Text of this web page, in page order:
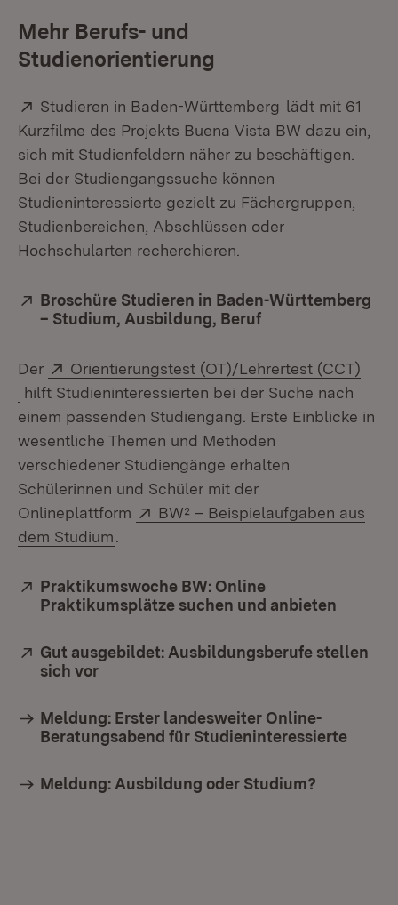
Mehr Berufs- und
Studienorientierung
Extern:
Studieren in Baden-Württemberg (Öffnet in
lädt mit 61
Kurzfilme des Projekts Buena Vista BW dazu ein,
sich mit Studienfeldern näher zu beschäftigen.
Bei der Studiengangssuche können
Studieninteressierte gezielt zu Fächergruppen,
Studienbereichen, Abschlüssen oder
Hochschularten recherchieren.
Extern:
Broschüre Studieren in Baden-Württemberg
– Studium, Ausbildung, Beruf
Der Extern:
Orientierungstest (OT)/Lehrertest (CCT)
(Öffnet in neuem Fenster)
hilft Studieninteressierten bei der Suche nach
einem passenden Studiengang. Erste Einblicke in
wesentliche Themen und Methoden
verschiedener Studiengänge erhalten
Schülerinnen und Schüler mit der
Onlineplattform
Extern:
BW² – Beispielaufgaben aus
dem Studium
Extern:
Praktikumswoche BW: Online
Praktikumsplätze suchen und anbieten
Extern:
Gut ausgebildet: Ausbildungsberufe stellen
sich vor
Meldung: Erster landesweiter Online-
Beratungsabend für Studieninteressierte
Meldung: Ausbildung oder Studium?